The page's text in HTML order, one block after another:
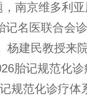
，南京维多利
记名医联合会
杨建民教授来
胎记规范化
规范化诊疗体